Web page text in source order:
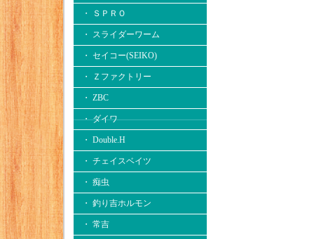
・ ＳＰＲＯ
・ スライダーワーム
・ セイコー(SEIKO)
・ Ｚファクトリー
・ ZBC
・ ダイワ
・ Double.H
・ チェイスベイツ
・ 痴虫
・ 釣り吉ホルモン
・ 常吉